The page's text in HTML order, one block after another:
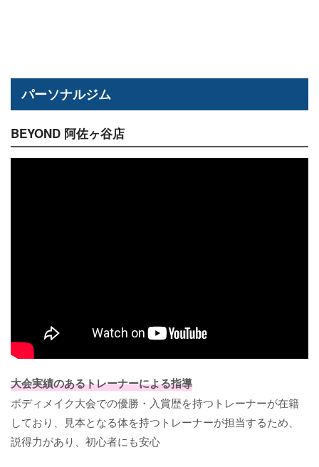
パーソナルジム
BEYOND 阿佐ヶ谷店
大会実績のあるトレーナーによる指導
ボディメイク大会での優勝・入賞歴を持つトレーナーが在籍
しており、見本となる体を持つトレーナーが担当するため、
説得力があり、初心者にも安心